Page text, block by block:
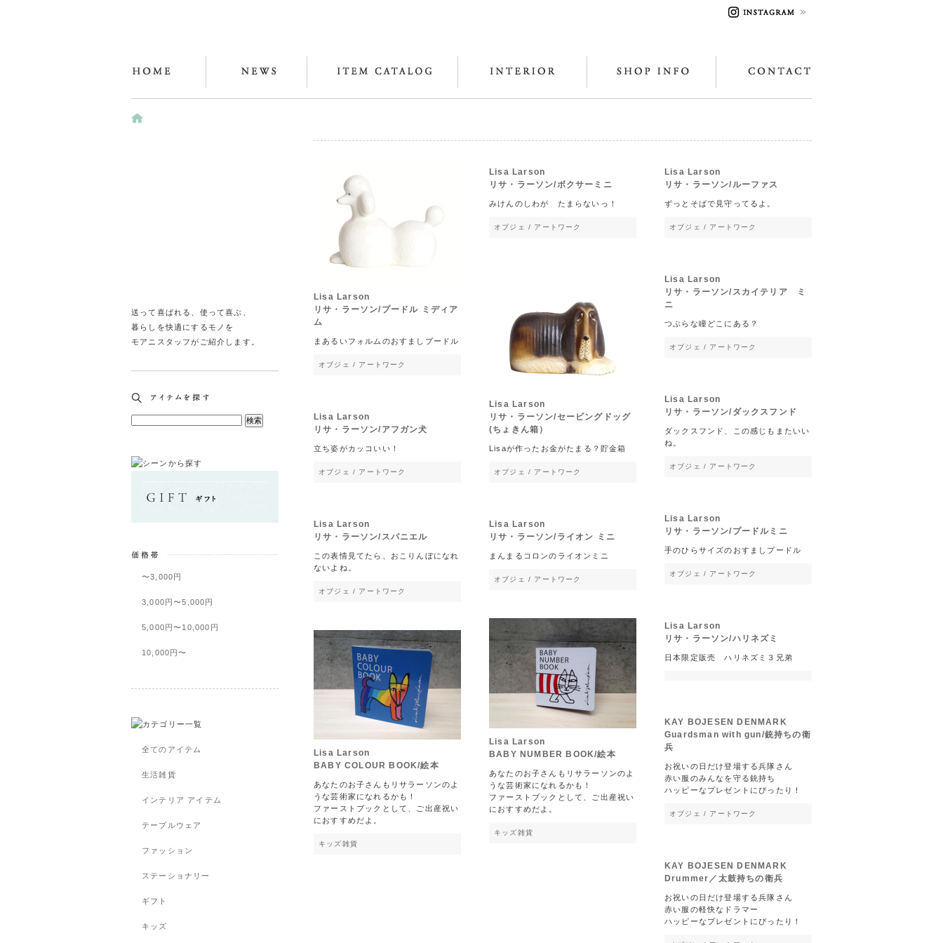
送って喜ばれる、使って喜ぶ、
暮らしを快適にするモノを
モアニスタッフがご紹介します。
〜3,000円
3,000円〜5,000円
5,000円〜10,000円
10,000円〜
全てのアイテム
生活雑貨
インテリア アイテム
テーブルウェア
ファッション
ステーショナリー
ギフト
キッズ
Lisa Larson
リサ・ラーソン/プードル ミディア
ム
まあるいフォルムのおすましプードル
オブジェ / アートワーク
Lisa Larson
リサ・ラーソン/ボクサーミニ
みけんのしわが たまらないっ！
オブジェ / アートワーク
Lisa Larson
リサ・ラーソン/ルーファス
ずっとそばで見守ってるよ。
オブジェ / アートワーク
Lisa Larson
リサ・ラーソン/セービングドッグ
(ちょきん箱）
Lisaが作ったお金がたまる？貯金箱
オブジェ / アートワーク
Lisa Larson
リサ・ラーソン/スカイテリア ミ
ニ
つぶらな瞳どこにある？
オブジェ / アートワーク
Lisa Larson
リサ・ラーソン/ダックスフンド
ダックスフンド、この感じもまたいい
ね。
オブジェ / アートワーク
Lisa Larson
リサ・ラーソン/アフガン犬
立ち姿がカッコいい！
オブジェ / アートワーク
Lisa Larson
リサ・ラーソン/プードルミニ
手のひらサイズのおすましプードル
オブジェ / アートワーク
Lisa Larson
リサ・ラーソン/スパニエル
この表情見てたら、おこりんぼになれ
ないよね。
オブジェ / アートワーク
Lisa Larson
リサ・ラーソン/ライオン ミニ
まんまるコロンのライオンミニ
オブジェ / アートワーク
Lisa Larson
リサ・ラーソン/ハリネズミ
日本限定販売 ハリネズミ３兄弟
Lisa Larson
BABY NUMBER BOOK/絵本
あなたのお子さんもリサラーソンのよ
うな芸術家になれるかも！
ファーストブックとして、ご出産祝い
におすすめだよ。
キッズ雑貨
Lisa Larson
BABY COLOUR BOOK/絵本
あなたのお子さんもリサラーソンのよ
うな芸術家になれるかも！
ファーストブックとして、ご出産祝い
におすすめだよ。
キッズ雑貨
KAY BOJESEN DENMARK
Guardsman with gun/銃持ちの衛
兵
お祝いの日だけ登場する兵隊さん
赤い服のみんなを守る銃持ち
ハッピーなプレゼントにぴったり！
オブジェ / アートワーク
KAY BOJESEN DENMARK
Drummer／太鼓持ちの衛兵
お祝いの日だけ登場する兵隊さん
赤い服の軽快なドラマー
ハッピーなプレゼントにぴったり！